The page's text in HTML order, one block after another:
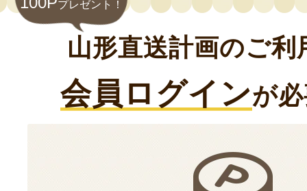
プレゼント！
山形直送計画のご利
会員ログインが